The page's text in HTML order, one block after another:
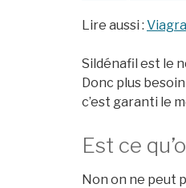
Lire aussi :
Sildénafil est le
Donc plus
c’est garanti le
Est ce
Non on ne peut